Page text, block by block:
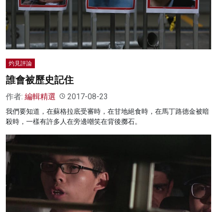
灼見評論
誰會被歷史記住
作者: 編輯精選 2017-08-23
我們要知道，在蘇格拉底受審時，在甘地絕食時，在馬丁路德金被暗
殺時，一樣有許多人在旁邊嘲笑在背後擲石。